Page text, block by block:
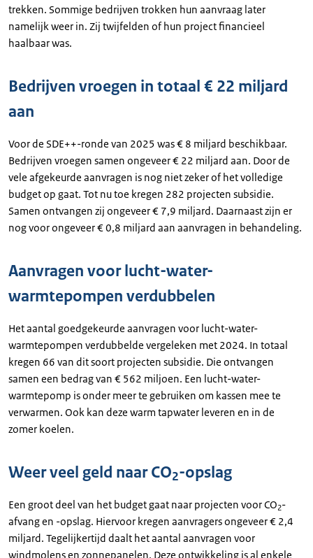
trekken. Sommige bedrijven trokken hun aanvraag later
namelijk weer in. Zij twijfelden of hun project financieel
haalbaar was.
Bedrijven vroegen in totaal € 22 miljard
aan
Voor de SDE++-ronde van 2025 was € 8 miljard beschikbaar.
Bedrijven vroegen samen ongeveer € 22 miljard aan. Door de
vele afgekeurde aanvragen is nog niet zeker of het volledige
budget op gaat. Tot nu toe kregen 282 projecten subsidie.
Samen ontvangen zij ongeveer € 7,9 miljard. Daarnaast zijn er
nog voor ongeveer € 0,8 miljard aan aanvragen in behandeling.
Aanvragen voor lucht-water-
warmtepompen verdubbelen
Het aantal goedgekeurde aanvragen voor lucht-water-
warmtepompen verdubbelde vergeleken met 2024. In totaal
kregen 66 van dit soort projecten subsidie. Die ontvangen
samen een bedrag van € 562 miljoen. Een lucht-water-
warmtepomp is onder meer te gebruiken om kassen mee te
verwarmen. Ook kan deze warm tapwater leveren en in de
zomer koelen.
Weer veel geld naar CO2-opslag
Een groot deel van het budget gaat naar projecten voor CO2-
afvang en -opslag. Hiervoor kregen aanvragers ongeveer € 2,4
miljard. Tegelijkertijd daalt het aantal aanvragen voor
windmolens en zonnepanelen. Deze ontwikkeling is al enkele